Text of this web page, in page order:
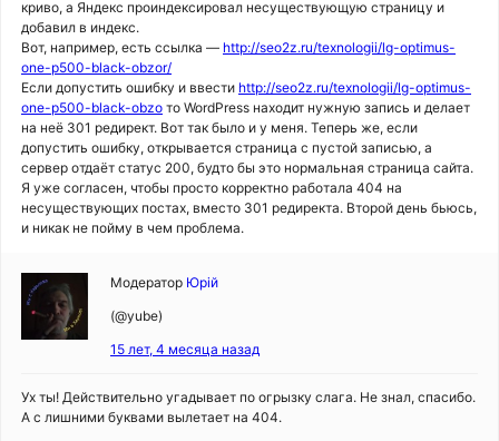
криво, а Яндекс проиндексировал несуществующую страницу и
добавил в индекс.
Вот, например, есть ссылка — http://seo2z.ru/texnologii/lg-optimus-
one-p500-black-obzor/
Если допустить ошибку и ввести http://seo2z.ru/texnologii/lg-optimus-
one-p500-black-obzo то WordPress находит нужную запись и делает
на неё 301 редирект. Вот так было и у меня. Теперь же, если
допустить ошибку, открывается страница с пустой записью, а
сервер отдаёт статус 200, будто бы это нормальная страница сайта.
Я уже согласен, чтобы просто корректно работала 404 на
несуществующих постах, вместо 301 редиректа. Второй день бьюсь,
и никак не пойму в чем проблема.
Модератор Юрій
(@yube)
15 лет, 4 месяца назад
Ух ты! Действительно угадывает по огрызку слага. Не знал, спасибо.
А с лишними буквами вылетает на 404.